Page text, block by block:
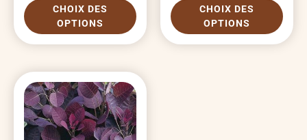
CHOIX DES
OPTIONS
CHOIX DES
OPTIONS